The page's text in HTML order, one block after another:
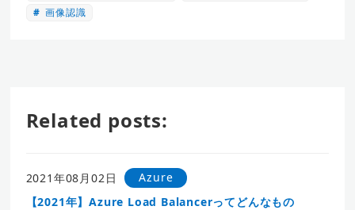
画像認識
Related posts:
2021年08月02日
Azure
【2021年】Azure Load Balancerってどんなもの